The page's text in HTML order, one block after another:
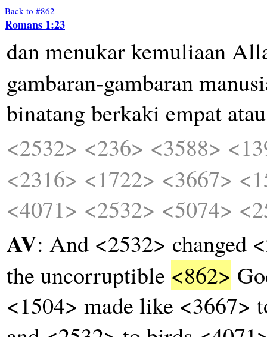
Back to #862
Romans 1:23
danmenukarkemuliaan
gambaran-gambaran
binatang berkaki empat atau
<2532> <236> <3588>
<2316> <1722> <3667>
<4071> <2532> <5074>
AV: And <2532> changed
the uncorruptible <862>
<1504> made like <3667>